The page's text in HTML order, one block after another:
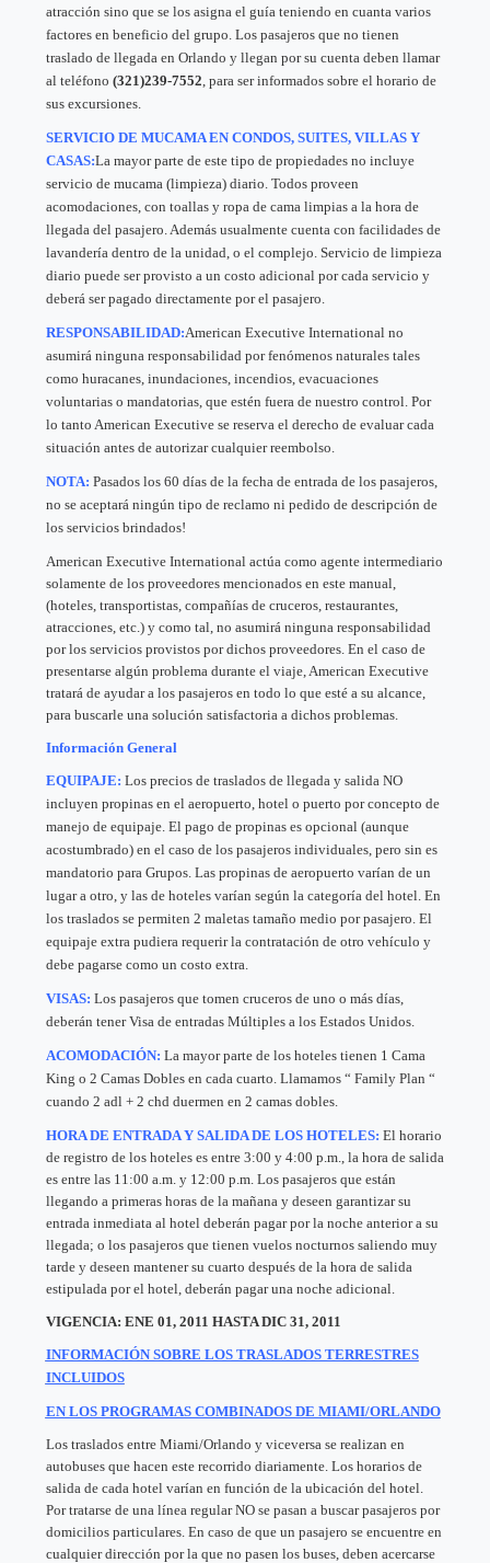
atracción sino que se los asigna el guía teniendo en cuanta varios
factores en beneficio del grupo. Los pasajeros que no tienen
traslado de llegada en Orlando y llegan por su cuenta deben llamar
al teléfono (321)239-7552, para ser informados sobre el horario de
sus excursiones.
SERVICIO DE MUCAMA EN CONDOS, SUITES, VILLAS Y
CASAS:La mayor parte de este tipo de propiedades no incluye
servicio de mucama (limpieza) diario. Todos proveen
acomodaciones, con toallas y ropa de cama limpias a la hora de
llegada del pasajero. Además usualmente cuenta con facilidades de
lavandería dentro de la unidad, o el complejo. Servicio de limpieza
diario puede ser provisto a un costo adicional por cada servicio y
deberá ser pagado directamente por el pasajero.
RESPONSABILIDAD:American Executive International no
asumirá ninguna responsabilidad por fenómenos naturales tales
como huracanes, inundaciones, incendios, evacuaciones
voluntarias o mandatorias, que estén fuera de nuestro control. Por
lo tanto American Executive se reserva el derecho de evaluar cada
situación antes de autorizar cualquier reembolso.
NOTA: Pasados los 60 días de la fecha de entrada de los pasajeros,
no se aceptará ningún tipo de reclamo ni pedido de descripción de
los servicios brindados!
American Executive International actúa como agente intermediario
solamente de los proveedores mencionados en este manual,
(hoteles, transportistas, compañías de cruceros, restaurantes,
atracciones, etc.) y como tal, no asumirá ninguna responsabilidad
por los servicios provistos por dichos proveedores. En el caso de
presentarse algún problema durante el viaje, American Executive
tratará de ayudar a los pasajeros en todo lo que esté a su alcance,
para buscarle una solución satisfactoria a dichos problemas.
Información General
EQUIPAJE: Los precios de traslados de llegada y salida NO
incluyen propinas en el aeropuerto, hotel o puerto por concepto de
manejo de equipaje. El pago de propinas es opcional (aunque
acostumbrado) en el caso de los pasajeros individuales, pero sin es
mandatorio para Grupos. Las propinas de aeropuerto varían de un
lugar a otro, y las de hoteles varían según la categoría del hotel. En
los traslados se permiten 2 maletas tamaño medio por pasajero. El
equipaje extra pudiera requerir la contratación de otro vehículo y
debe pagarse como un costo extra.
VISAS: Los pasajeros que tomen cruceros de uno o más días,
deberán tener Visa de entradas Múltiples a los Estados Unidos.
ACOMODACIÓN: La mayor parte de los hoteles tienen 1 Cama
King o 2 Camas Dobles en cada cuarto. Llamamos “ Family Plan “
cuando 2 adl + 2 chd duermen en 2 camas dobles.
HORA DE ENTRADA Y SALIDA DE LOS HOTELES: El horario
de registro de los hoteles es entre 3:00 y 4:00 p.m., la hora de salida
es entre las 11:00 a.m. y 12:00 p.m. Los pasajeros que están
llegando a primeras horas de la mañana y deseen garantizar su
entrada inmediata al hotel deberán pagar por la noche anterior a su
llegada; o los pasajeros que tienen vuelos nocturnos saliendo muy
tarde y deseen mantener su cuarto después de la hora de salida
estipulada por el hotel, deberán pagar una noche adicional.
VIGENCIA: ENE 01, 2011 HASTA DIC 31, 2011
INFORMACIÓN SOBRE LOS TRASLADOS TERRESTRES
INCLUIDOS
EN LOS PROGRAMAS COMBINADOS DE MIAMI/ORLANDO
Los traslados entre Miami/Orlando y viceversa se realizan en
autobuses que hacen este recorrido diariamente. Los horarios de
salida de cada hotel varían en función de la ubicación del hotel.
Por tratarse de una línea regular NO se pasan a buscar pasajeros por
domicilios particulares. En caso de que un pasajero se encuentre en
cualquier dirección por la que no pasen los buses, deben acercarse